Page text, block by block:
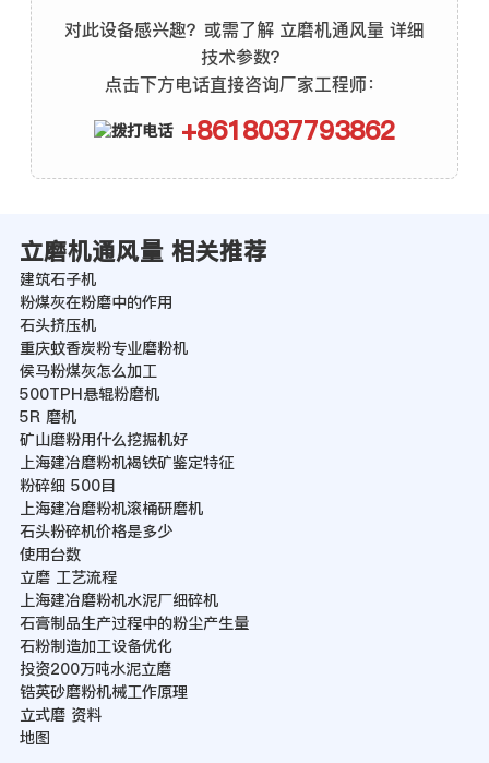
对此设备感兴趣？或需了解 立磨机通风量 详细
技术参数？
点击下方电话直接咨询厂家工程师：
+8618037793862
立磨机通风量 相关推荐
建筑石子机
粉煤灰在粉磨中的作用
石头挤压机
重庆蚊香炭粉专业磨粉机
侯马粉煤灰怎么加工
500TPH悬辊粉磨机
5R 磨机
矿山磨粉用什么挖掘机好
上海建冶磨粉机褐铁矿鉴定特征
粉碎细 500目
上海建冶磨粉机滚桶研磨机
石头粉碎机价格是多少
使用台数
立磨 工艺流程
上海建冶磨粉机水泥厂细碎机
石膏制品生产过程中的粉尘产生量
石粉制造加工设备优化
投资200万吨水泥立磨
锆英砂磨粉机械工作原理
立式磨 资料
地图